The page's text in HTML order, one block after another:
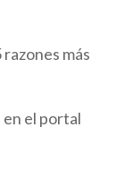
más
el portal